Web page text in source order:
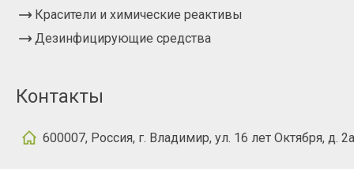
Красители и химические реактивы
Дезинфицирующие средства
Контакты
600007, Россия, г. Владимир, ул. 16 лет Октября, д. 2а